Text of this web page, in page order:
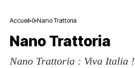
Accueil 0 Nano Trattoria
Nano Trattoria
Nano Trattoria : Viva Italia !